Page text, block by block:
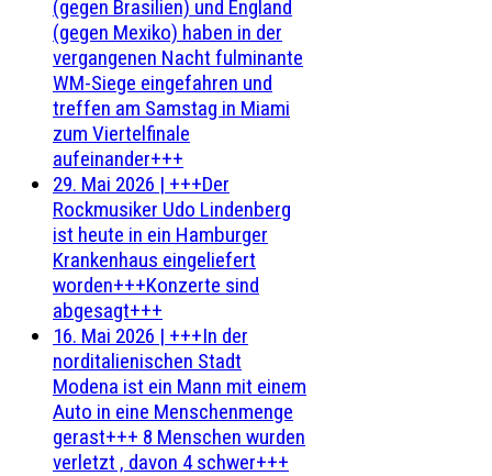
(gegen Brasilien) und England
(gegen Mexiko) haben in der
vergangenen Nacht fulminante
WM-Siege eingefahren und
treffen am Samstag in Miami
zum Viertelfinale
aufeinander+++
29. Mai 2026 | +++Der
Rockmusiker Udo Lindenberg
ist heute in ein Hamburger
Krankenhaus eingeliefert
worden+++Konzerte sind
abgesagt+++
16. Mai 2026 | +++In der
norditalienischen Stadt
Modena ist ein Mann mit einem
Auto in eine Menschenmenge
gerast+++ 8 Menschen wurden
verletzt , davon 4 schwer+++